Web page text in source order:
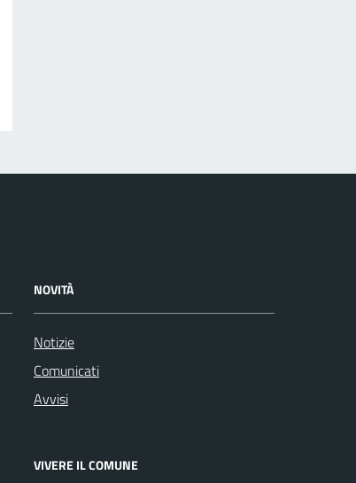
NOVITÀ
Notizie
Comunicati
Avvisi
VIVERE IL COMUNE